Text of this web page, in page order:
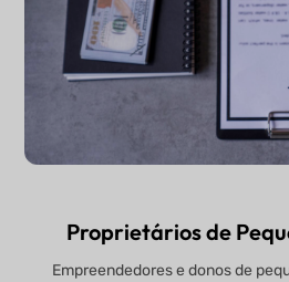
Proprietários de
Empreendedores e donos de